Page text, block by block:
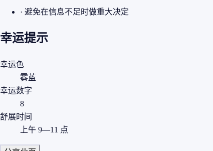
· 避免在信息不足时做重大决定
幸运提示
幸运色
雾蓝
幸运数字
8
舒展时间
上午 9—11 点